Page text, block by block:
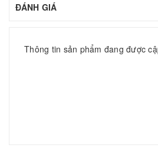
ĐÁNH GIÁ
Thông tin sản phẩm đang được